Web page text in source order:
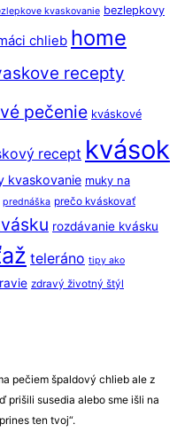
kvaskovanie bezlepkovy
chlieb home
recepty
pečenie kváskové
recept kvások
kvaskovanie muky na
prednáška prečo kváskovať
rozdávanie kvásku
teleráno tipy ako
zdravý životný štýl
pečiem špaldový chlieb ale z
susedia alebo sme išli na
ten tvoj“.